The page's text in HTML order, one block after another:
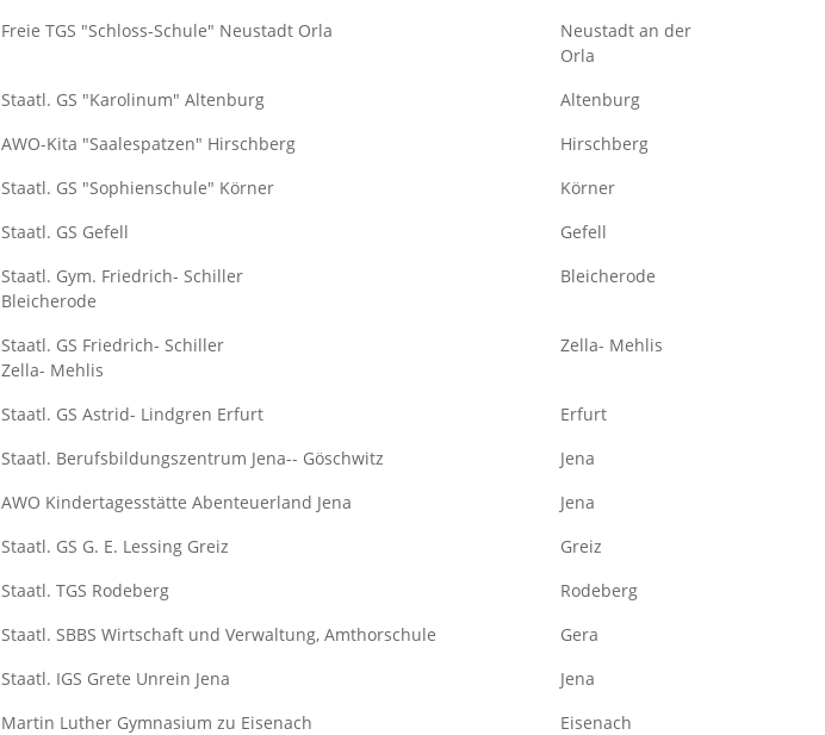
Freie TGS "Schloss-Schule" Neustadt Orla
Neustadt an der
Orla
Staatl. GS "Karolinum" Altenburg
Altenburg
AWO-Kita "Saalespatzen" Hirschberg
Hirschberg
Staatl. GS "Sophienschule" Körner
Körner
Staatl. GS Gefell
Gefell
Staatl. Gym. Friedrich- Schiller
Bleicherode
Bleicherode
Staatl. GS Friedrich- Schiller
Zella- Mehlis
Zella- Mehlis
Staatl. GS Astrid- Lindgren Erfurt
Erfurt
Staatl. Berufsbildungszentrum Jena-- Göschwitz
Jena
AWO Kindertagesstätte Abenteuerland Jena
Jena
Staatl. GS G. E. Lessing Greiz
Greiz
Staatl. TGS Rodeberg
Rodeberg
Staatl. SBBS Wirtschaft und Verwaltung, Amthorschule
Gera
Staatl. IGS Grete Unrein Jena
Jena
Martin Luther Gymnasium zu Eisenach
Eisenach